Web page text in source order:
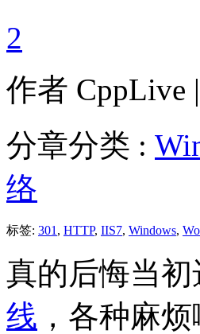
2
作者 CppLive
分章分类 :
络
标签: 301 , HTTP, IIS7, Windows,
真的后悔当
线 ，各种麻